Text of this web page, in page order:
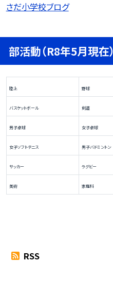
さだ小学校ブログ
部活動（R8年5月現在）
陸上 野球
バスケットボール 剣道
男子卓球 女子卓球
女子ソフトテニス 男子バドミントン
サッカー ラグビー
美術 家庭科
RSS